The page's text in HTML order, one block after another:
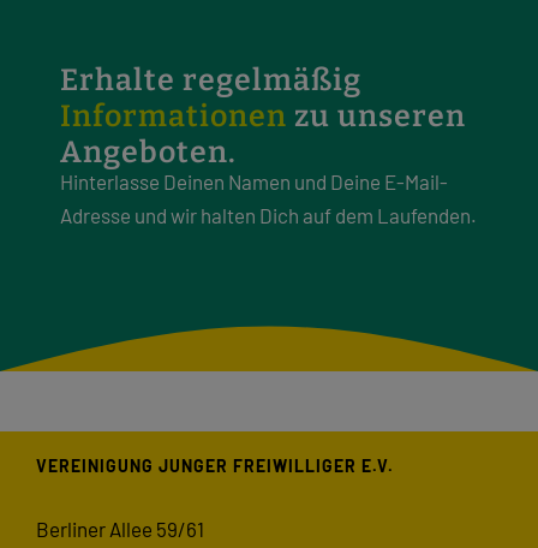
Erhalte regelmäßig
Informationen zu unseren
Angeboten.
Hinterlasse Deinen Namen und Deine E-Mail-
Adresse und wir halten Dich auf dem Laufenden.
VEREINIGUNG JUNGER FREIWILLIGER E.V.
Berliner Allee 59/61